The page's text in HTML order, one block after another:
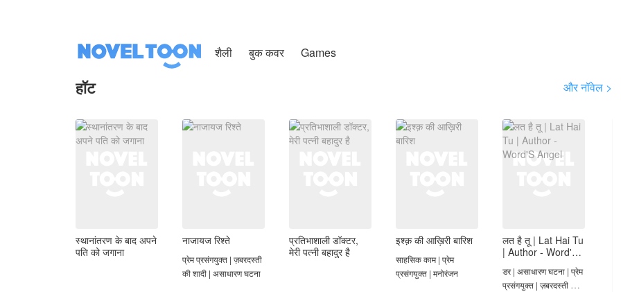
शैली बुक कवर Games
हॉट और नॉवेल >
स्थानांतरण के बाद अपने
पति को जगाना
नाजायज रिश्ते
प्रेम प्रसंगयुक्त | ज़बरदस्ती
की शादी | असाधारण घटना
प्रतिभाशाली डॉक्टर,
मेरी पत्नी बहादुर है
इश्क़ की आख़िरी बारिश
साहसिक काम | प्रेम
प्रसंगयुक्त | मनोरंजन
लत है तू | Lat Hai Tu
| Author - Word'S
डर | असाधारण घटना | प्रेम
प्रसंगयुक्त | ज़बरदस्ती की